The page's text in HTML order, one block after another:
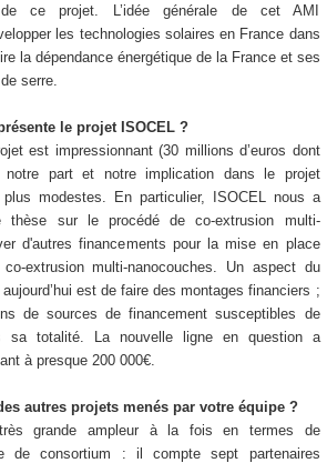
ce projet. L’idée générale de cet AMI
les technologies solaires en France dans
la dépendance énergétique de la France et ses
serre.
le projet ISOCEL ?
est impressionnant (30 millions d’euros dont
notre part et notre implication dans le projet
modestes. En particulier, ISOCEL nous a
thèse sur le procédé de co-extrusion multi-
d'autres financements pour la mise en place
extrusion multi-nanocouches. Un aspect du
est de faire des montages financiers ;
de sources de financement susceptibles de
sa totalité. La nouvelle ligne en question a
à presque 200 000€.
autres projets menés par votre équipe ?
très grande ampleur à la fois en termes de
de consortium : il compte sept partenaires